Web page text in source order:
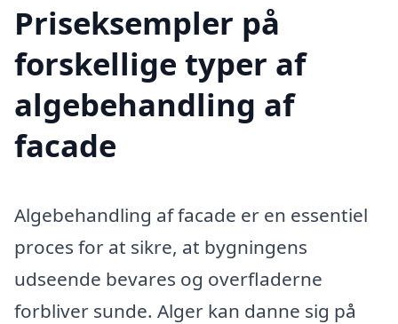
Priseksempler på
forskellige typer af
algebehandling af
facade
Algebehandling af facade er en essentiel
proces for at sikre, at bygningens
udseende bevares og overfladerne
forbliver sunde. Alger kan danne sig på